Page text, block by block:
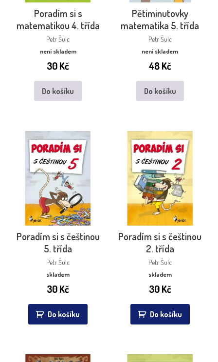
Poradím si s
matematikou 4. třída
Petr Šulc
není skladem
30Kč
Do košíku
Pětiminutovky
matematika 5. třída
Petr Šulc
není skladem
48Kč
Do košíku
Poradím si s češtinou
5. třída
Petr Šulc
skladem
30Kč
Do košíku
Poradím si s češtinou
2. třída
Petr Šulc
skladem
30Kč
Do košíku